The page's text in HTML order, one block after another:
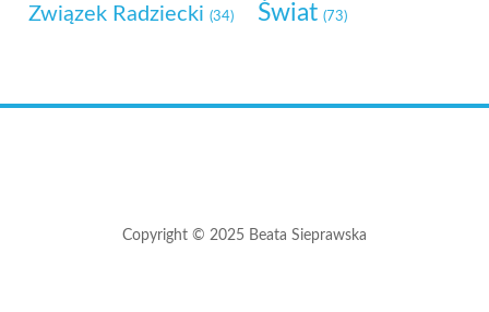
Związek Radziecki (34) Świat (73)
Copyright © 2025 Beata Sieprawska